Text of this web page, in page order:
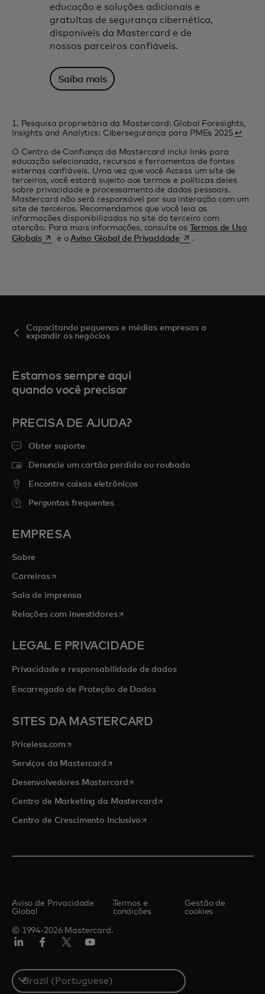
educação e soluções adicionais e
gratuitas de segurança cibernética,
disponíveis da Mastercard e de
nossos parceiros confiáveis.
Saiba mais
1. Pesquisa proprietária da Mastercard: Global Foresights,
Insights and Analytics: Cibersegurança para PMEs 2025↩
O Centro de Confiança da Mastercard inclui links para
educação selecionada, recursos e ferramentas de fontes
externas confiáveis. Uma vez que você Access um site de
terceiros, você estará sujeito aos termos e políticas deles
sobre privacidade e processamento de dados pessoais.
Mastercard não será responsável por sua interação com um
site de terceiros. Recomendamos que você leia as
informações disponibilizadas no site do terceiro com
atenção. Para mais informações, consulte os
Termos de Uso
Globaisabre em uma nova guia
e oAviso Global de Privacidadeabre em uma nova
.
Capacitando pequenas e médias empresas a
expandir os negócios
Estamos sempre aqui
quando você precisar
PRECISA DE AJUDA?
Obter suporte
Denuncie um cartão perdido ou roubado
Encontre caixas eletrônicos
Perguntas frequentes
EMPRESA
Sobre
Carreirasabre em uma nova guia
Sala de imprensa
Relações com investidoresabre em uma nova guia
LEGAL E PRIVACIDADE
Privacidade e responsabilidade de dados
Encarregado de Proteção de Dados
SITES DA MASTERCARD
Priceless.com abre em uma nova guia
Serviços da Mastercardabre em uma nova guia
Desenvolvedores Mastercardabre em uma nova guia
Centro de Marketing da Mastercardabre em uma nova guia
Centro de Crescimento Inclusivoabre em uma nova guia
© 1994-2026 Mastercard.
Aviso de Privacidade
Global
Termos e
condições
Gestão de
cookies
Select
a